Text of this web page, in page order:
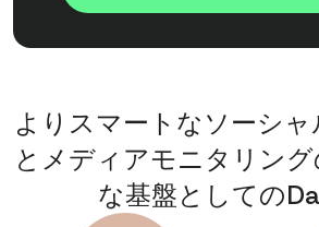
よりスマートなソーシ
とメディアモニタリン
な基盤としての